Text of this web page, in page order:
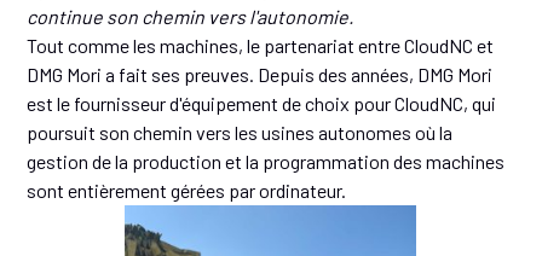
continue son chemin vers l'autonomie.
Tout comme les machines, le partenariat entre CloudNC et
DMG Mori a fait ses preuves. Depuis des années, DMG Mori
est le fournisseur d'équipement de choix pour CloudNC, qui
poursuit son chemin vers les usines autonomes où la
gestion de la production et la programmation des machines
sont entièrement gérées par ordinateur.